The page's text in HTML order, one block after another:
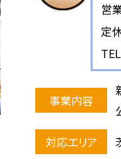
営
定
TEL